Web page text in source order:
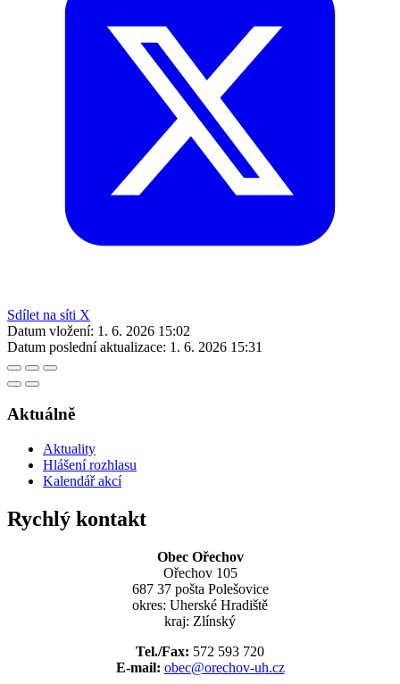
Sdílet na síti X
Datum vložení: 1. 6. 2026 15:02
Datum poslední aktualizace: 1. 6. 2026 15:31
Aktuálně
Aktuality
Hlášení rozhlasu
Kalendář akcí
Rychlý kontakt
Obec Ořechov
Ořechov 105
687 37 pošta Polešovice
okres: Uherské Hradiště
kraj: Zlínský
Tel./Fax: 572 593 720
E-mail: obec@orechov-uh.cz